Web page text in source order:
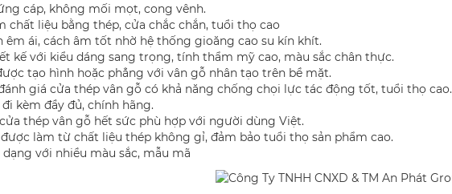
cáp, không mối mọt, cong vênh.
chất liệu bằng thép, cửa chắc chắn, tuổi thọ cao
êm ái, cách âm tốt nhờ hệ thống gioăng cao su kín khít.
kế với kiểu dáng sang trọng, tính thẩm mỹ cao, màu sắc chân thực.
tạo hình hoặc phẳng với vân gỗ nhân tạo trên bề mặt.
giá cửa thép vân gỗ có khả năng chống chọi lực tác động tốt, tuổi thọ cao.
kèm đầy đủ, chính hãng.
thép vân gỗ hết sức phù hợp với người dùng Việt.
làm từ chất liệu thép không gỉ, đảm bảo tuổi thọ sản phẩm cao.
dạng với nhiều màu sắc, mẫu mã